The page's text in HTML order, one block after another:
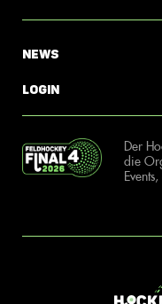
News
Login
Der
die